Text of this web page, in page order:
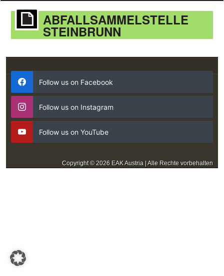
ABFALLSAMMELSTELLE
STEINBRUNN
Follow us on Facebook
Follow us on Instagram
Follow us on YouTube
Copyright © 2026 EAK Austria | Alle Rechte vorbehalten